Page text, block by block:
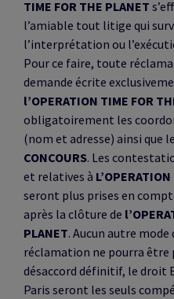
TIME FOR THE PLANET
l’amiable tout litige qui
l’interprétation ou
Pour ce faire, toute
demande écrite
l’OPERATION TIME FOR
obligatoirement les
(nom et adresse) ainsi que
CONCOURS. Les
et relatives à
seront plus prises en
après la clôture de
PLANET. Aucun autre
réclamation ne pourra être
désaccord définitif, le droit
Paris seront les seuls